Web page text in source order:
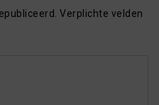
Verplichte velden